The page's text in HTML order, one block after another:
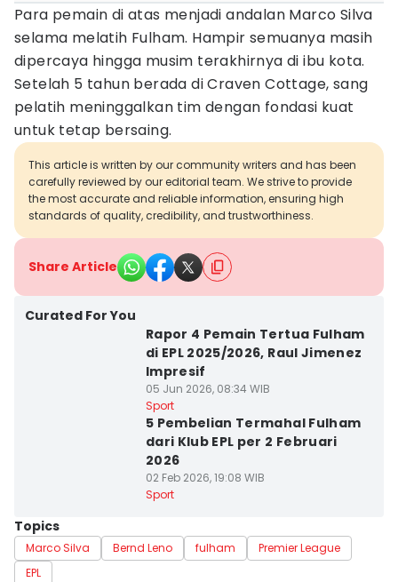
Para pemain di atas menjadi andalan Marco Silva
selama melatih Fulham. Hampir semuanya masih
dipercaya hingga musim terakhirnya di ibu kota.
Setelah 5 tahun berada di Craven Cottage, sang
pelatih meninggalkan tim dengan fondasi kuat
untuk tetap bersaing.
This article is written by our community writers and has been
carefully reviewed by our editorial team. We strive to provide
the most accurate and reliable information, ensuring high
standards of quality, credibility, and trustworthiness.
Share Article
Curated For You
Rapor 4 Pemain Tertua Fulham
di EPL 2025/2026, Raul Jimenez
Impresif
05 Jun 2026, 08:34 WIB
Sport
5 Pembelian Termahal Fulham
dari Klub EPL per 2 Februari
2026
02 Feb 2026, 19:08 WIB
Sport
Topics
Marco Silva Bernd Leno fulham
Premier League
EPL